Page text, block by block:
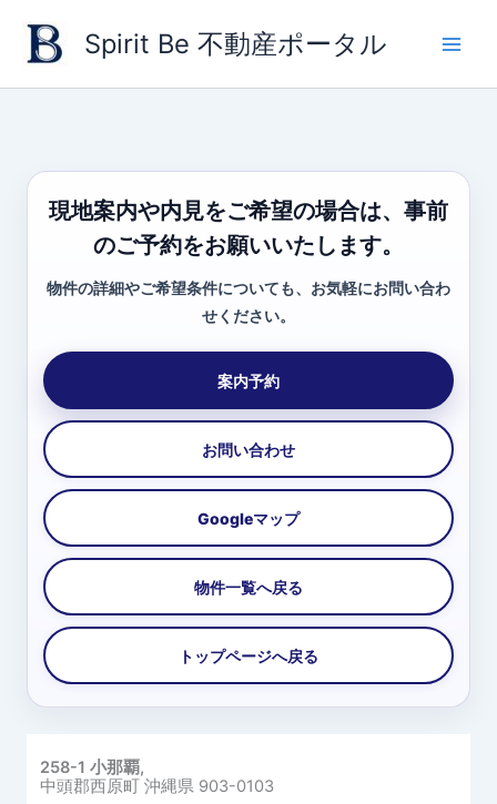
ス
Spirit Be 不動産ポータル
258-1 小那覇,
中頭郡西原町 沖縄県 903-0103